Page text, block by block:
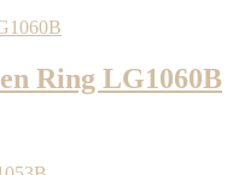
Ring LG1060B